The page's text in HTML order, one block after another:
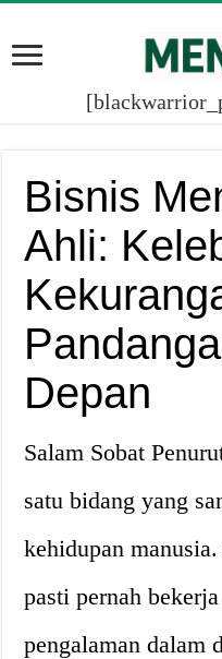
Bisnis
Ahli:
Depan
Salam Sobat
satu bidang yang
kehidupan
pasti pernah
pengalaman dalam